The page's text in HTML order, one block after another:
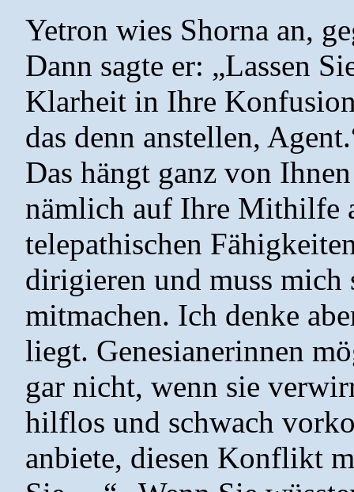
Yetron wies Shorna an,
Dann sagte er: „Lassen
Klarheit in Ihre
das denn anstellen,
Das hängt ganz von
nämlich auf Ihre Mithilfe
telepathischen
dirigieren und muss mich
mitmachen. Ich denke
liegt. Genesianerinnen
gar nicht, wenn sie
hilflos und schwach
anbiete, diesen Konflikt